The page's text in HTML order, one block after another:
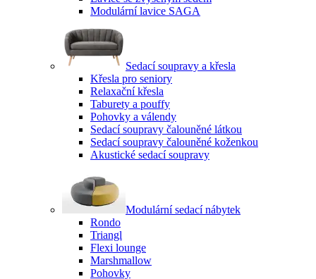
Modulární lavice SAGA
Sedací soupravy a křesla
Křesla pro seniory
Relaxační křesla
Taburety a pouffy
Pohovky a válendy
Sedací soupravy čalouněné látkou
Sedací soupravy čalouněné koženkou
Akustické sedací soupravy
Modulární sedací nábytek
Rondo
Triangl
Flexi lounge
Marshmallow
Pohovky